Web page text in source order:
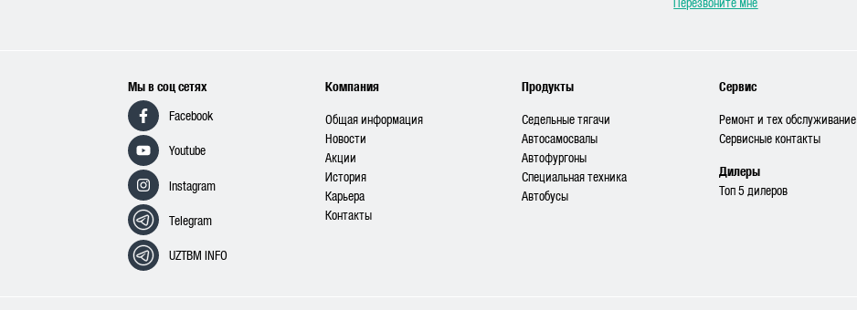
Мы в соц сетях
Facebook
Youtube
Instagram
Telegram
UZTBM INFO
Компания
Общая информация
Новости
Акции
История
Карьера
Контакты
Продукты
Седельные тягачи
Автосамосвалы
Автофургоны
Специальная техника
Автобусы
Сервис
Ремонт и тех обслуживание
Сервисные контакты
Дилеры
Топ 5 дилеров